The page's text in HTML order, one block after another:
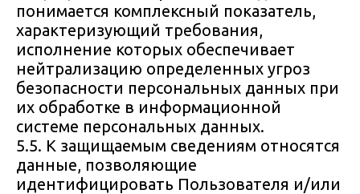
понимается комплексный показатель,
характеризующий требования,
исполнение которых обеспечивает
нейтрализацию определенных угроз
безопасности персональных данных при
их обработке в информационной
системе персональных данных.
5.5. К защищаемым сведениям относятся
данные, позволяющие
идентифицировать Пользователя и/или